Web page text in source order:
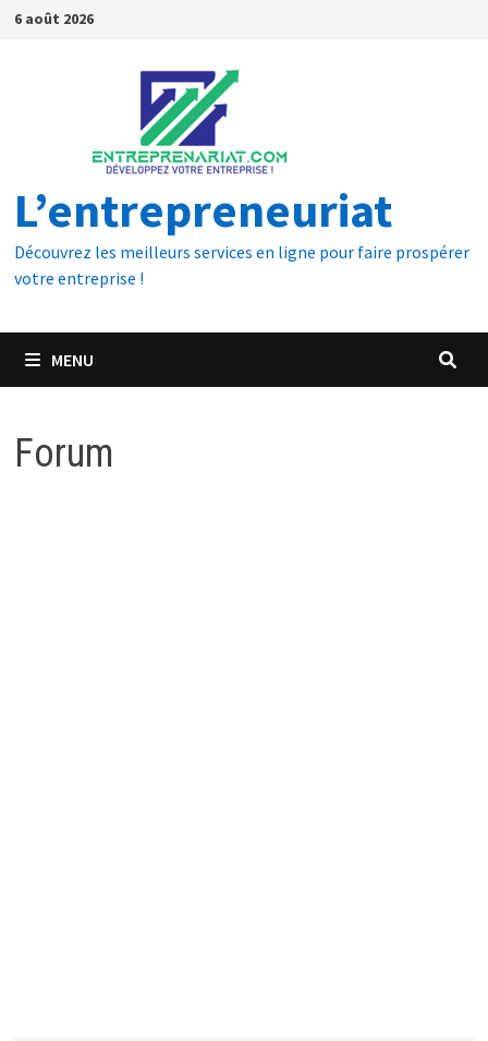
6 août 2026
L’entrepreneuriat
Découvrez les meilleurs services en ligne pour faire prospérer
votre entreprise !
MENU
Forum